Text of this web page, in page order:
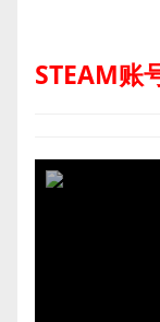
STEAM账